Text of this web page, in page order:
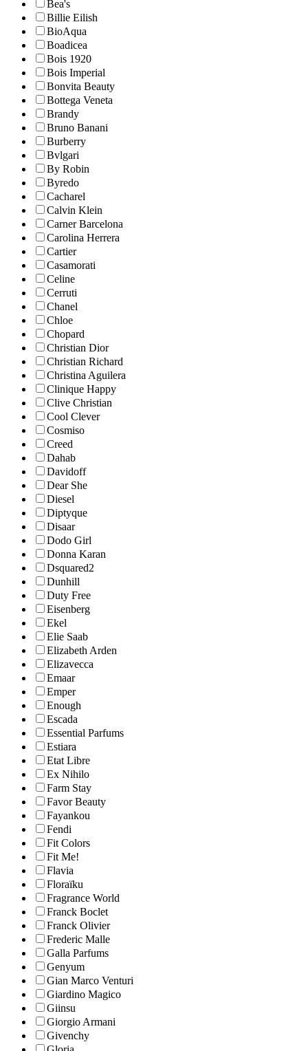
Bea's
Billie Eilish
BioAqua
Boadicea
Bois 1920
Bois Imperial
Bonvita Beauty
Bottega Veneta
Brandy
Bruno Banani
Burberry
Bvlgari
By Robin
Byredo
Cacharel
Calvin Klein
Carner Barcelona
Carolina Herrera
Cartier
Casamorati
Celine
Cerruti
Chanel
Chloe
Chopard
Christian Dior
Christian Richard
Christina Aguilera
Clinique Happy
Clive Christian
Cool Clever
Cosmiso
Creed
Dahab
Davidoff
Dear She
Diesel
Diptyque
Disaar
Dodo Girl
Donna Karan
Dsquared2
Dunhill
Duty Free
Eisenberg
Ekel
Elie Saab
Elizabeth Arden
Elizavecca
Emaar
Emper
Enough
Escada
Essential Parfums
Estiara
Etat Libre
Ex Nihilo
Farm Stay
Favor Beauty
Fayankou
Fendi
Fit Colors
Fit Me!
Flavia
Floraïku
Fragrance World
Franck Boclet
Franck Olivier
Frederic Malle
Galla Parfums
Genyum
Gian Marco Venturi
Giardino Magico
Giinsu
Giorgio Armani
Givenchy